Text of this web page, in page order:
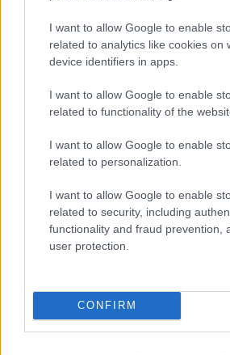
I want to allow Google to enable
related to analytics like cookies on
device identifiers in apps.
I want to allow Google to enable
related to functionality of the
I want to allow Google to enable
related to personalization.
I want to allow Google to enable
related to security, including
functionality and fraud prevention,
user protection.
CONFIRM
Ketten is távozhatnak a Fraditól –
Nem csak Elton Acolatse jövője kérdéses a
hamarosan újabb játékos távozására